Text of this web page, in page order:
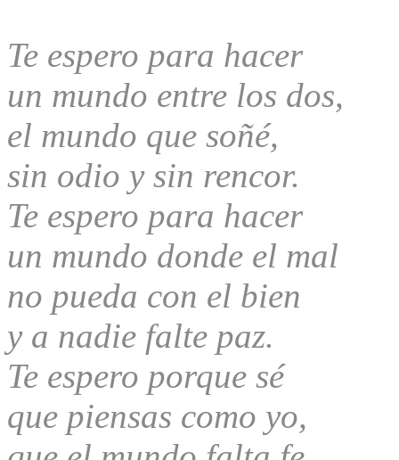
Te espero para hacer
un mundo entre los dos,
el mundo que soñé,
sin odio y sin rencor.
Te espero para hacer
un mundo donde el mal
no pueda con el bien
y a nadie falte paz.
Te espero porque sé
que piensas como yo,